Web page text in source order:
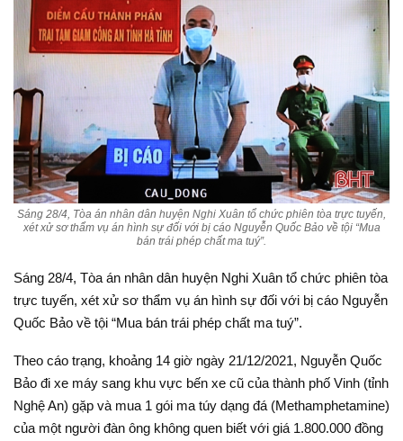
Sáng 28/4, Tòa án nhân dân huyện Nghi Xuân tổ chức phiên tòa trực tuyến,
xét xử sơ thẩm vụ án hình sự đối với bị cáo Nguyễn Quốc Bảo về tội “Mua
bán trái phép chất ma tuý”.
Sáng 28/4, Tòa án nhân dân huyện Nghi Xuân tổ chức phiên tòa
trực tuyến, xét xử sơ thẩm vụ án hình sự đối với bị cáo Nguyễn
Quốc Bảo về tội “Mua bán trái phép chất ma tuý”.
Theo cáo trạng, khoảng 14 giờ ngày 21/12/2021, Nguyễn Quốc
Bảo đi xe máy sang khu vực bến xe cũ của thành phố Vinh (tỉnh
Nghệ An) gặp và mua 1 gói ma túy dạng đá (Methamphetamine)
của một người đàn ông không quen biết với giá 1.800.000 đồng